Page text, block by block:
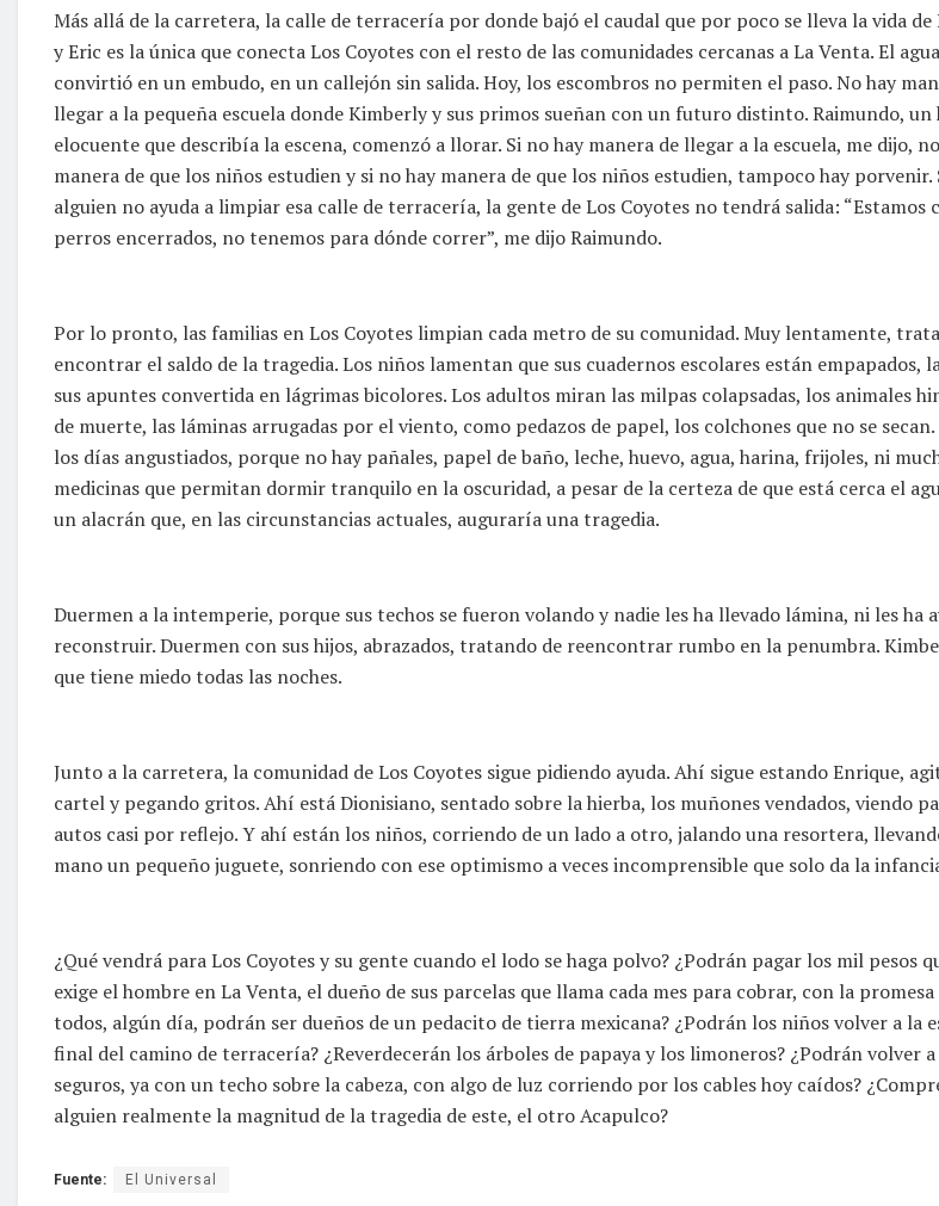
Más allá de la carretera, la calle de terracería por donde bajó el caudal que por poco se lleva la vida de
y Eric es la única que conecta Los Coyotes con el resto de las comunidades cercanas a La Venta. El
convirtió en un embudo, en un callejón sin salida. Hoy, los escombros no permiten el paso. No hay
llegar a la pequeña escuela donde Kimberly y sus primos sueñan con un futuro distinto. Raimundo, un
elocuente que describía la escena, comenzó a llorar. Si no hay manera de llegar a la escuela, me dijo,
manera de que los niños estudien y si no hay manera de que los niños estudien, tampoco hay porvenir.
alguien no ayuda a limpiar esa calle de terracería, la gente de Los Coyotes no tendrá salida: “Estamos
perros encerrados, no tenemos para dónde correr”, me dijo Raimundo.
Por lo pronto, las familias en Los Coyotes limpian cada metro de su comunidad. Muy lentamente,
encontrar el saldo de la tragedia. Los niños lamentan que sus cuadernos escolares están empapados,
sus apuntes convertida en lágrimas bicolores. Los adultos miran las milpas colapsadas, los animales
de muerte, las láminas arrugadas por el viento, como pedazos de papel, los colchones que no se
los días angustiados, porque no hay pañales, papel de baño, leche, huevo, agua, harina, frijoles, ni
medicinas que permitan dormir tranquilo en la oscuridad, a pesar de la certeza de que está cerca el
un alacrán que, en las circunstancias actuales, auguraría una tragedia.
Duermen a la intemperie, porque sus techos se fueron volando y nadie les ha llevado lámina, ni les ha
reconstruir. Duermen con sus hijos, abrazados, tratando de reencontrar rumbo en la penumbra.
que tiene miedo todas las noches.
Junto a la carretera, la comunidad de Los Coyotes sigue pidiendo ayuda. Ahí sigue estando Enrique,
cartel y pegando gritos. Ahí está Dionisiano, sentado sobre la hierba, los muñones vendados, viendo
autos casi por reflejo. Y ahí están los niños, corriendo de un lado a otro, jalando una resortera,
mano un pequeño juguete, sonriendo con ese optimismo a veces incomprensible que solo da la
¿Qué vendrá para Los Coyotes y su gente cuando el lodo se haga polvo? ¿Podrán pagar los mil pesos
exige el hombre en La Venta, el dueño de sus parcelas que llama cada mes para cobrar, con la promesa
todos, algún día, podrán ser dueños de un pedacito de tierra mexicana? ¿Podrán los niños volver a la
final del camino de terracería? ¿Reverdecerán los árboles de papaya y los limoneros? ¿Podrán volver
seguros, ya con un techo sobre la cabeza, con algo de luz corriendo por los cables hoy caídos?
alguien realmente la magnitud de la tragedia de este, el otro Acapulco?
Fuente: El Universal